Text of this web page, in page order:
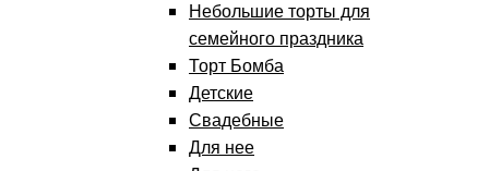
Небольшие торты для
семейного праздника
Торт Бомба
Детские
Свадебные
Для нее